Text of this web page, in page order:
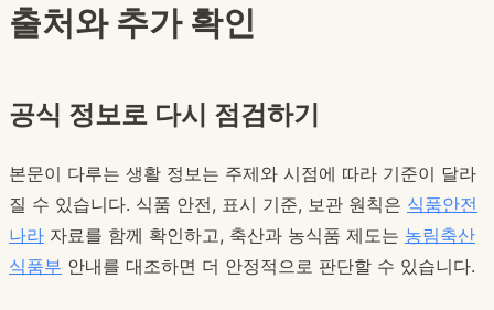
출처와 추가 확인
공식 정보로 다시 점검하기
본문이 다루는 생활 정보는 주제와 시점에 따라 기준이 달라
질 수 있습니다. 식품 안전, 표시 기준, 보관 원칙은 식품안전
나라 자료를 함께 확인하고, 축산과 농식품 제도는 농림축산
식품부 안내를 대조하면 더 안정적으로 판단할 수 있습니다.